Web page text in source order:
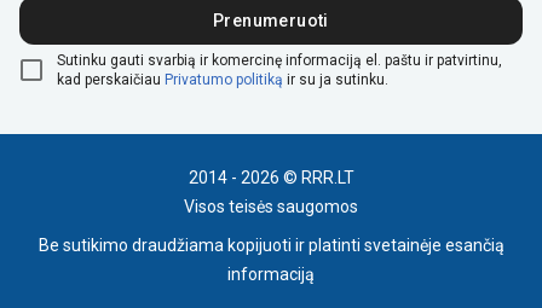
Prenumeruoti
Sutinku gauti svarbią ir komercinę informaciją el. paštu ir patvirtinu,
kad perskaičiau Privatumo politiką ir su ja sutinku.
2014 - 2026 © RRR.LT
Visos teisės saugomos
Be sutikimo draudžiama kopijuoti ir platinti svetainėje esančią
informaciją